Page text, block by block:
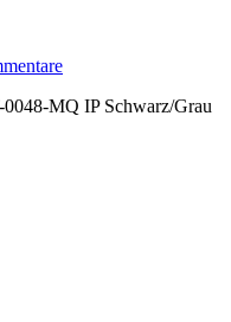
MQ IP Schwarz/Grau